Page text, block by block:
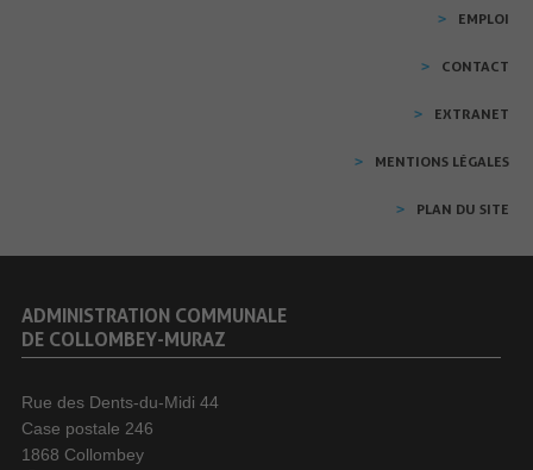
EMPLOI
CONTACT
EXTRANET
MENTIONS LÉGALES
PLAN DU SITE
ADMINISTRATION COMMUNALE
DE COLLOMBEY-MURAZ
Rue des Dents-du-Midi 44
Case postale 246
1868 Collombey